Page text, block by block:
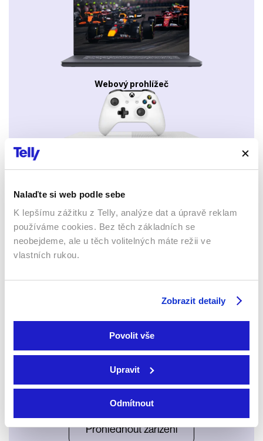
Nalaďte si web podle sebe
K lepšímu zážitku z Telly, analýze dat a úpravě reklam
používáme cookies. Bez těch základních se
neobejdeme, ale u těch volitelných máte režii ve
vlastních rukou.
Zobrazit detaily
Povolit vše
Upravit
Odmítnout
Webový prohlížeč
Satelit
Prohlédnout zařízení